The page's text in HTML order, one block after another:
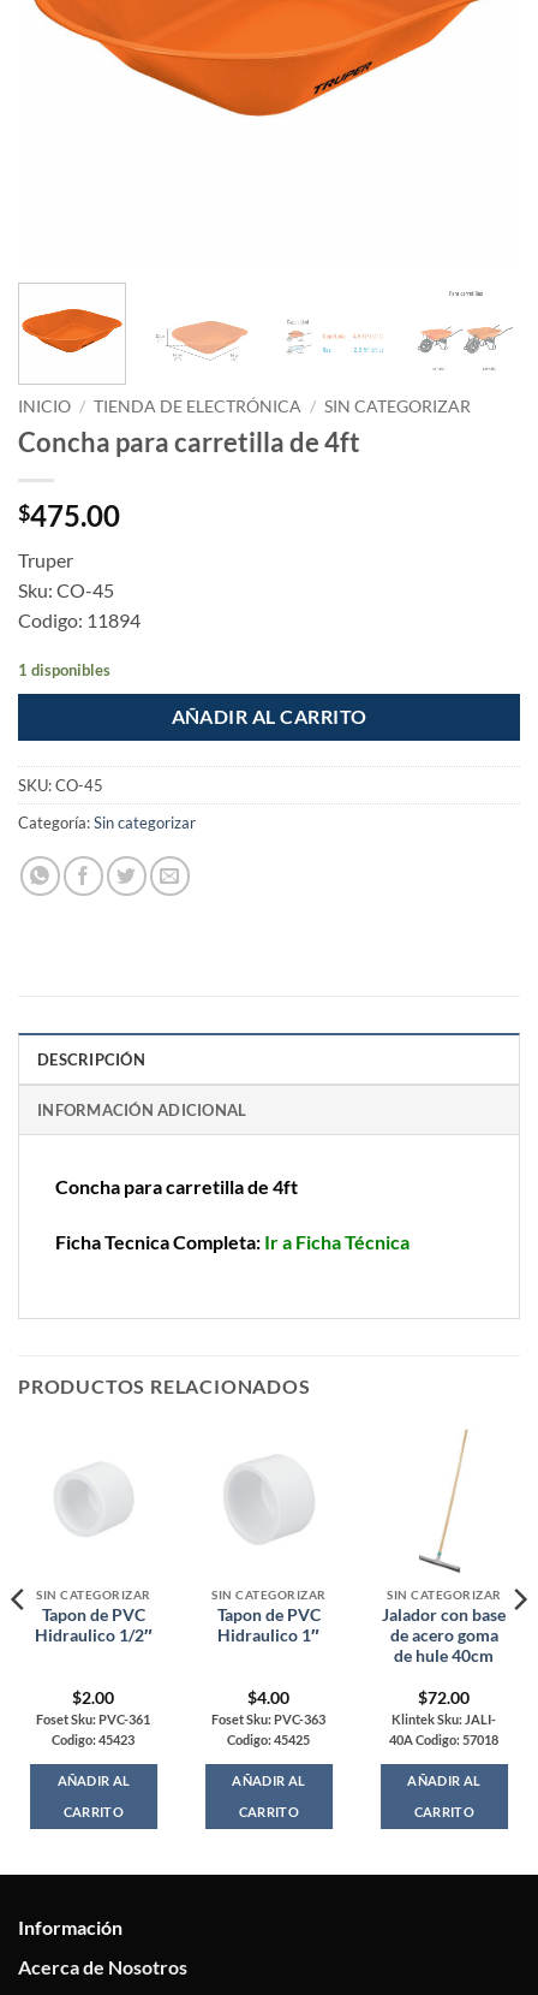
INICIO / TIENDA DE ELECTRÓNICA / SIN CATEGORIZAR
Concha para carretilla de 4ft
$475.00
Truper
Sku: CO-45
Codigo: 11894
1 disponibles
AÑADIR AL CARRITO
SKU:CO-45
Categoría:Sin categorizar
DESCRIPCIÓN
INFORMACIÓN ADICIONAL
Concha para carretilla de 4ft
Ficha Tecnica Completa: Ir a Ficha Técnica
PRODUCTOS RELACIONADOS
SIN CATEGORIZAR
Tapon de PVC
Hidraulico 1/2″
$2.00
Foset Sku: PVC-361
Codigo: 45423
AÑADIR AL
CARRITO
SIN CATEGORIZAR
Tapon de PVC
Hidraulico 1″
$4.00
Foset Sku: PVC-363
Codigo: 45425
AÑADIR AL
CARRITO
SIN CATEGORIZAR
Jalador con base
de acero goma
de hule 40cm
$72.00
Klintek Sku: JALI-
40A Codigo: 57018
AÑADIR AL
CARRITO
Información
Acerca de Nosotros